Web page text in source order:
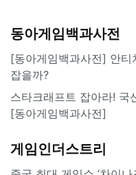
동아게임백과사전
[동아게임백과사전] 안
잡을까?
스타크래프트 잡아라! 국
[동아게임백과사전]
게임인더스트리